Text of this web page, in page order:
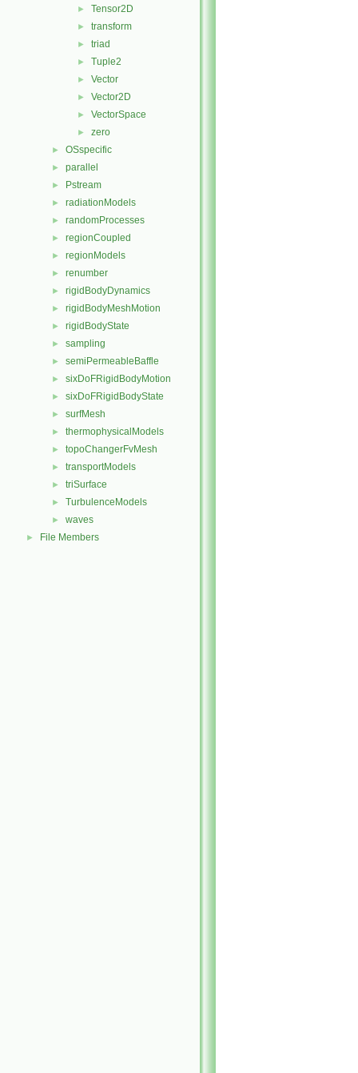
► Tensor2D
► transform
► triad
► Tuple2
► Vector
► Vector2D
► VectorSpace
► zero
► OSspecific
► parallel
► Pstream
► radiationModels
► randomProcesses
► regionCoupled
► regionModels
► renumber
► rigidBodyDynamics
► rigidBodyMeshMotion
► rigidBodyState
► sampling
► semiPermeableBaffle
► sixDoFRigidBodyMotion
► sixDoFRigidBodyState
► surfMesh
► thermophysicalModels
► topoChangerFvMesh
► transportModels
► triSurface
► TurbulenceModels
► waves
► File Members